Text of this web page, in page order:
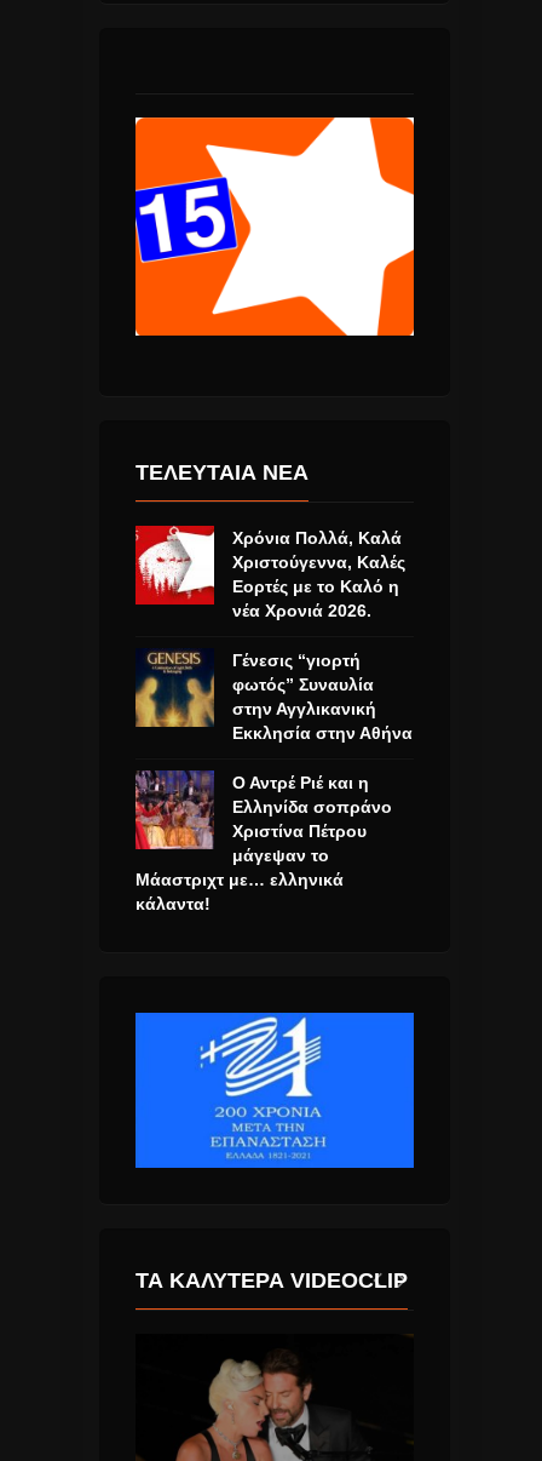
ΤΕΛΕΥΤΑΙΑ ΝΕΑ
Χρόνια Πολλά, Καλά
Χριστούγεννα, Καλές
Εορτές με το Καλό η
νέα Χρονιά 2026.
Γένεσις “γιορτή
φωτός” Συναυλία
στην Αγγλικανική
Εκκλησία στην Αθήνα
Ο Αντρέ Ριέ και η
Ελληνίδα σοπράνο
Χριστίνα Πέτρου
μάγεψαν το
Μάαστριχτ με… ελληνικά
κάλαντα!
ΤΑ ΚΑΛΎΤΕΡΑ VIDEOCLIP